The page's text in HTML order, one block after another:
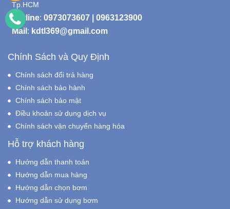
Tp.HCM
Hotline: 0973073607
0963123900
Mail : kdtl369@gmail.com
Chính Sách và Quy Định
Chính sách đổi trả hàng
Chính sách bảo hành
Chính sách bảo mật
Điều khoản sử dụng dịch vụ
Chính sách vận chuyển hàng hóa
Hỗ trợ khách hàng
Hướng dẫn thanh toán
Hướng dẫn mua hàng
Hướng dẫn chọn bơm
Hướng dẫn sử dụng bơm